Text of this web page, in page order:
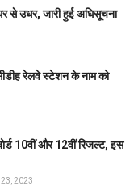
से उधर, जारी हुई अधिसूचना
रेलवे स्टेशन के नाम को
10वीं और 12वीं रिजल्ट, इस
23, 2023